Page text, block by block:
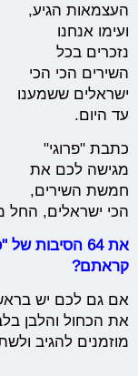
העצמאות הגיע,
ועימו אנחנו
נזכרים בכל
השירים הכי הכי
ישראלים ששמענו
עד היום.
כתבת "פרוגי"
מגישה לכם את
חמשת השירים,
הכי ישראלים, החל
את 64
קראתם?
אם גם לכם יש
את הכחול והלבן
מוזמנים להגיב